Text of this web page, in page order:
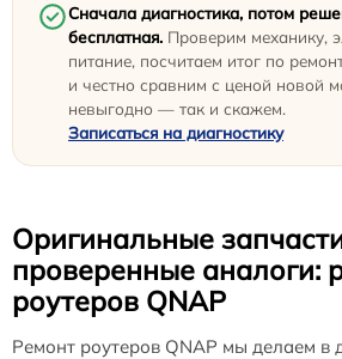
Сначала диагностика, потом
бесплатная. Проверим механику,
питание, посчитаем итог по
и честно сравним с ценой новой
невыгодно — так и скажем.
Записаться на диагностику
Оригинальные
проверенные аналоги:
роутеров QNAP
Ремонт роутеров QNAP мы делаем в